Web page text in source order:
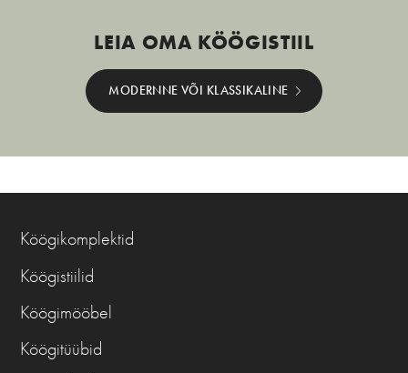
LEIA OMA KÖÖGISTIIL
MODERNNE VÕI KLASSIKALINE
Köögikomplektid
Köögistiilid
Köögimööbel
Köögitüübid